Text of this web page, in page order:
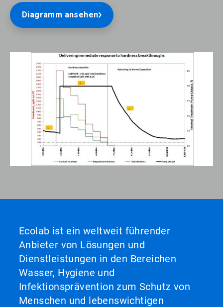
Diagramm ansehen
Ecolab ist ein weltweit führender
Anbieter von Lösungen und
Dienstleistungen in den Bereichen
Wasser, Hygiene und
Infektionsprävention zum Schutz von
Menschen und lebenswichtigen